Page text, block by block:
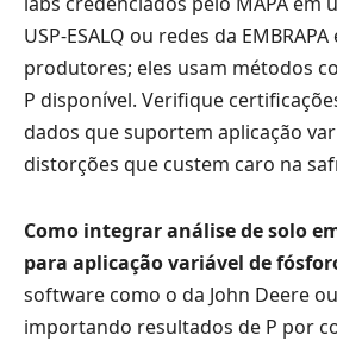
USP-ESALQ ou redes da
produtores; eles usam métodos
P disponível. Verifique
dados que suportem aplicação
distorções que custem caro na
Como integrar análise de solo
para aplicação variável de
software como o da John Deere
importando resultados de P por